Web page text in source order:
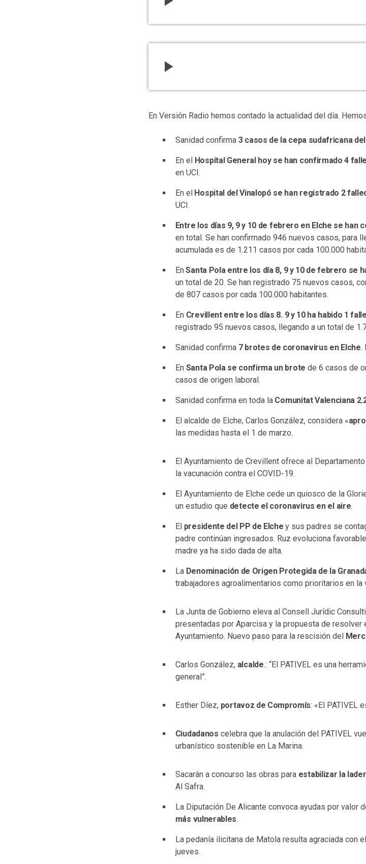
play_arrow
En Versión Radio hemos contado la actualidad del día.
Sanidad confirma 3 casos de la cepa sudafricana
En el Hospital General hoy se han confirmado 4
en UCI.
En elHospital del Vinalopó se han registrado 2
UCI.
Entre los días 9, 9 y 10 de febrero en Elche se han
en total. Se han confirmado 946 nuevos casos, para
acumulada es de 1.211 casos por cada 100.000
En Santa Pola entre los día 8, 9 y 10 de febrero se
un total de 20. Se han registrado 75 nuevos casos,
de 807 casos por cada 100.000 habitantes.
En Crevillent entre los días 8. 9 y 10 ha habido 1
registrado 95 nuevos casos, llegando a un total de
Sanidad confirma 7 brotes de coronavirus en Elche.
En Santa Pola se confirma un brote de 6 casos de
casos de origen laboral.
Sanidad confirma en toda laComunitat Valenciana
El alcalde de Elche, Carlos González, considera «
las medidas hasta el 1 de marzo.
El Ayuntamiento de Crevillent ofrece al
la vacunación contra el COVID-19.
El Ayuntamiento de Elche cede un quiosco de la
un estudio que detecte el coronavirus en el aire.
El presidente del PP de Elche y sus padres se
padre continúan ingresados. Ruz evoluciona
madre ya ha sido dada de alta.
La Denominación de Origen Protegida de la
trabajadores agroalimentarios como prioritarios en la
La Junta de Gobierno eleva al Consell Jurídic
presentadas por Aparcisa y la propuesta de resolver
Ayuntamiento. Nuevo paso para la rescisión del
Carlos González, alcalde.: “El PATIVEL es una
general”.
Esther Díez, portavoz de Compromís: «El PATIVEL
Ciudadanos celebra que la anulación del PATIVEL
urbanístico sostenible en La Marina.
Sacarán a concurso las obras para estabilizar la
Al Safra.
La Diputación De Alicante convoca ayudas por valor
más vulnerables.
La pedanía ilicitana de Matola resulta agraciada con
jueves.